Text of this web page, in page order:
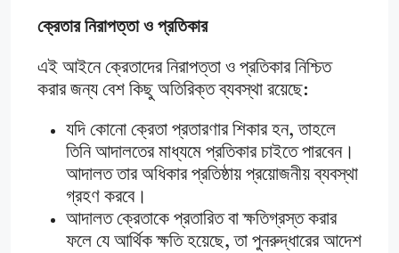
ক্রেতার নিরাপত্তা ও প্রতিকার
এই আইনে ক্রেতাদের নিরাপত্তা ও প্রতিকার নিশ্চিত
করার জন্য বেশ কিছু অতিরিক্ত ব্যবস্থা রয়েছে:
যদি কোনো ক্রেতা প্রতারণার শিকার হন, তাহলে
তিনি আদালতের মাধ্যমে প্রতিকার চাইতে পারবেন।
আদালত তার অধিকার প্রতিষ্ঠায় প্রয়োজনীয় ব্যবস্থা
গ্রহণ করবে।
আদালত ক্রেতাকে প্রতারিত বা ক্ষতিগ্রস্ত করার
ফলে যে আর্থিক ক্ষতি হয়েছে, তা পুনরুদ্ধারের আদেশ